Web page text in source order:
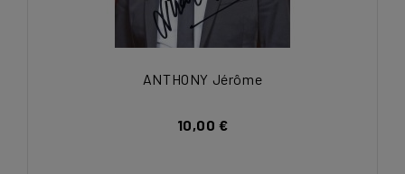
ANTHONY Jérôme
10,00 €